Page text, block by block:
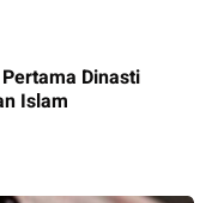
Dinasti
Islam